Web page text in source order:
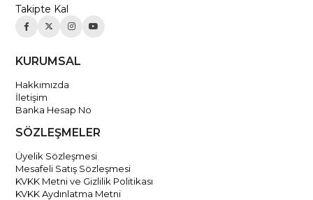
Takipte Kal
KURUMSAL
Hakkımızda
İletişim
Banka Hesap No
SÖZLEŞMELER
Üyelik Sözleşmesi
Mesafeli Satış Sözleşmesi
KVKK Metni ve Gizlilik Politikası
KVKK Aydınlatma Metni